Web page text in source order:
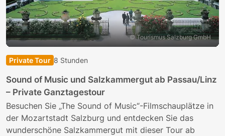
© Tourismus Salzburg GmbH
Private Tour 8 Stunden
Sound of Music und Salzkammergut ab Passau/Linz
– Private Ganztagestour
Besuchen Sie „The Sound of Music“-Filmschauplätze in
der Mozartstadt Salzburg und entdecken Sie das
wunderschöne Salzkammergut mit dieser Tour ab